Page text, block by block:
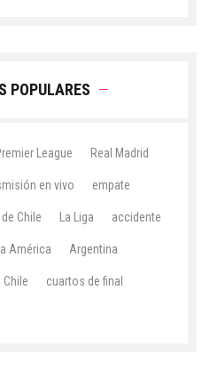
POPULARES
League Real Madrid
en vivo empate
Chile La Liga accidente
América Argentina
Chile cuartos de final